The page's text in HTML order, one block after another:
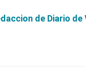
de Diario